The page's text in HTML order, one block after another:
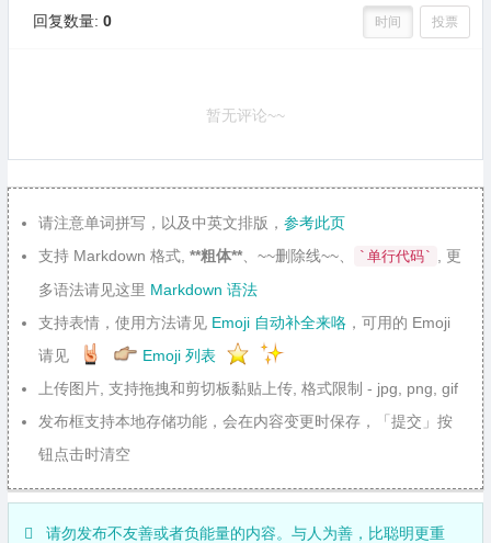
回复数量: 0 时间 投票
暂无评论~~
请注意单词拼写，以及中英文排版， 参考此页
支持 Markdown 格式, **粗体** 、~~删除线~~、 `单行代码`
, 更
多语法请见这里 Markdown 语法
支持表情，使用方法请见 Emoji 自动补全来咯 ，可用的 Emoji
请见
Emoji 列表
上传图片, 支持拖拽和剪切板黏贴上传, 格式限制 - jpg, png, gif
发布框支持本地存储功能，会在内容变更时保存，「提交」按
钮点击时清空
请勿发布不友善或者负能量的内容。与人为善，比聪明更重